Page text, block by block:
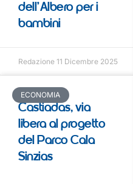
dell’Albero per i
bambini
Redazione 11 Dicembre 2025
ECONOMIA
Castiadas, via
libera al progetto
del Parco Cala
Sinzias